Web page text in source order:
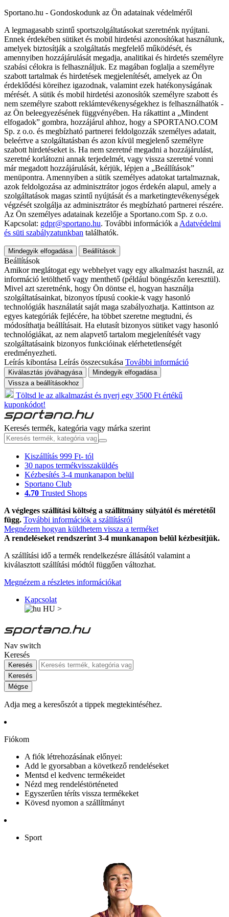
Sportano.hu - Gondoskodunk az Ön adatainak védelméről
A legmagasabb szintű sportszolgáltatásokat szeretnénk nyújtani.
Ennek érdekében sütiket és mobil hirdetési azonosítókat használunk,
amelyek biztosítják a szolgáltatás megfelelő működését, és
amennyiben hozzájárulását megadja, analitikai és hirdetés személyre
szabási célokra is felhasználjuk. Ez magában foglalja a személyre
szabott tartalmak és hirdetések megjelenítését, amelyek az Ön
érdeklődési köreihez igazodnak, valamint ezek hatékonyságának
mérését. A sütik és mobil hirdetési azonosítók személyre szabott és
nem személyre szabott reklámtevékenységekhez is felhasználhatók -
az Ön beleegyezésének függvényében. Ha rákattint a „Mindent
elfogadok” gombra, hozzájárul ahhoz, hogy a SPORTANO.COM
Sp. z o.o. és megbízható partnerei feldolgozzák személyes adatait,
beleértve a szolgáltatásban és azon kívül megjelenő személyre
szabott hirdetéseket is. Ha nem szeretné megadni a hozzájárulást,
szeretné korlátozni annak terjedelmét, vagy vissza szeretné vonni
már megadott hozzájárulását, kérjük, lépjen a „Beállítások”
menüpontra. Amennyiben a sütik személyes adatokat tartalmaznak,
azok feldolgozása az adminisztrátor jogos érdekén alapul, amely a
szolgáltatások magas szintű nyújtását és a marketingtevékenységek
végzését szolgálja az adminisztrátor és megbízható partnerei részére.
Az Ön személyes adatainak kezelője a Sportano.com Sp. z o.o.
Kapcsolat: gdpr@sportano.hu. További információk a Adatvédelmi
és süti szabályzatunkban találhatók.
Mindegyik elfogadása Beállítások
Beállítások
Amikor meglátogat egy webhelyet vagy egy alkalmazást használ, az
információ letölthető vagy menthető (például böngészőn keresztül).
Mivel azt szeretnénk, hogy Ön döntse el, hogyan használja
szolgáltatásainkat, bizonyos típusú cookie-k vagy hasonló
technológiák használatát saját maga szabályozhatja. Kattintson az
egyes kategóriák fejlécére, ha többet szeretne megtudni, és
módosíthatja beállításait. Ha elutasít bizonyos sütiket vagy hasonló
technológiákat, az nem alapvető tartalom megjelenítését vagy
szolgáltatásaink bizonyos funkcióinak elérhetetlenségét
eredményezheti.
Leírás kibontása Leírás összecsukása További információ
Kiválasztás jóváhagyása
Mindegyik elfogadása
Vissza a beállításokhoz
Töltsd le az alkalmazást és nyerj egy 3500 Ft értékű
kuponkódot!
Keresés termék, kategória vagy márka szerint
Kiszállítás 999 Ft- tól
30 napos termékvisszaküldés
Kézbesítés 3-4 munkanapon belül
Sportano Club
4.70 Trusted Shops
A végleges szállítási költség a szállítmány súlyától és méretétől
függ. További információk a szállításról
Megnézem hogyan küldhetem vissza a terméket
A rendeléseket rendszerint 3-4 munkanapon belül kézbesítjük.
A szállítási idő a termék rendelkezésre állásától valamint a
kiválasztott szállítási módtól függően változhat.
Megnézem a részletes információkat
Kapcsolat
HU >
Nav switch
Keresés
Keresés
Keresés
Mégse
Adja meg a keresőszót a tippek megtekintéséhez.
Fiókom
A fiók létrehozásának előnyei:
Add le gyorsabban a következő rendeléseket
Mentsd el kedvenc termékeidet
Nézd meg rendeléstörténeted
Egyszerűen téríts vissza termékeket
Kövesd nyomon a szállítmányt
Sport